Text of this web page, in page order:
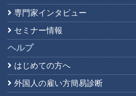
専門家インタビュー
セミナー情報
ヘルプ
はじめての方へ
外国人の雇い方簡易診断